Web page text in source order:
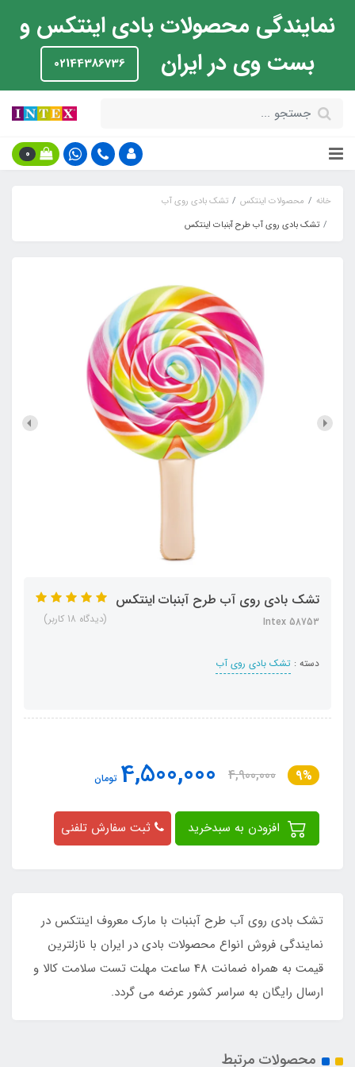
نمایندگی محصولات بادی اینتکس و
بست وی در ایران
02144386736
0
خانه محصولات اینتکس
تشک بادی روی آب
تشک بادی روی آب طرح آبنبات اینتکس
تشک بادی روی آب طرح آبنبات اینتکس
Intex 58753
دسته : تشک بادی روی آب
(دیدگاه 18 کاربر)
9%
4,900,000
4,500,000 تومان
ثبت سفارش تلفنی
تشک بادی روی آب طرح آبنبات با مارک معروف اینتکس در
نمایندگی فروش انواع محصولات بادی در ایران با نازلترین
قیمت به همراه ضمانت 48 ساعت مهلت تست سلامت کالا و
ارسال رایگان به سراسر کشور عرضه می گردد.
محصولات مرتبط